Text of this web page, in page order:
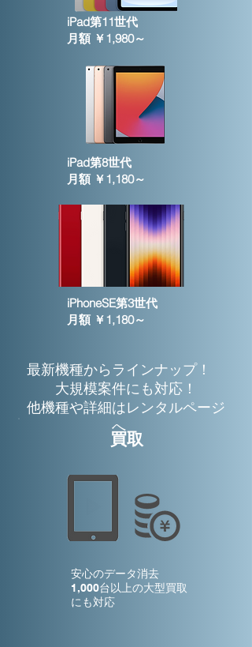
iPad第11世代
月額 ￥1,980～
iPad第8世代
月額 ￥1,180～
iPhoneSE第3世代
月額 ￥1,180～
最新機種からラインナップ！
大規模案件にも対応！
他機種や詳細はレンタルページ
へ
​買取
安心のデータ消去
1,000台以上の大型買取
にも対応